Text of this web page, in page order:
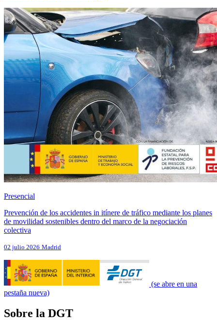
Presencial
Prevención de los accidentes in itínere de tráfico mediante los planes
de movilidad sostenibles dentro del marco de la negociación
colectiva
02 julio 2026 Madrid
(se abre en una
pestaña nueva)
Sobre la DGT